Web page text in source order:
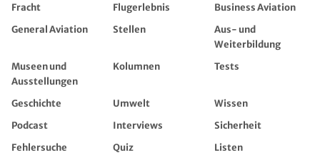
Fracht
Flugerlebnis
Business Aviation
General Aviation
Stellen
Aus- und
Weiterbildung
Museen und
Ausstellungen
Kolumnen Tests
Geschichte Umwelt
Wissen
Podcast
Interviews
Sicherheit
Fehlersuche
Quiz
Listen